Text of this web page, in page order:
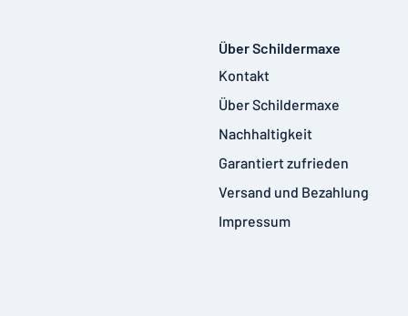
Über Schildermaxe
Kontakt
Über Schildermaxe
Nachhaltigkeit
Garantiert zufrieden
Versand und Bezahlung
Impressum